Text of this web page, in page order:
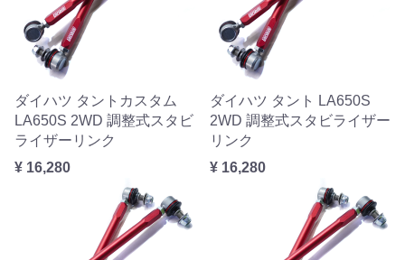
ダイハツ タントカスタム
LA650S 2WD 調整式スタビ
ライザーリンク
¥ 16,280
ダイハツ タント LA650S
2WD 調整式スタビライザー
リンク
¥ 16,280